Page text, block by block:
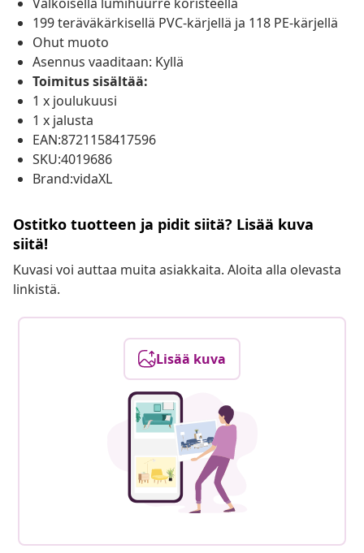
199 teräväkärkisellä PVC-kärjellä ja 118 PE-kärjellä
Ohut muoto
Asennus vaaditaan: Kyllä
Toimitus sisältää:
1 x joulukuusi
1 x jalusta
EAN:8721158417596
SKU:4019686
Brand:vidaXL
Ostitko tuotteen ja pidit siitä? Lisää kuva
siitä!
Kuvasi voi auttaa muita asiakkaita. Aloita alla olevasta
linkistä.
Lisää kuva